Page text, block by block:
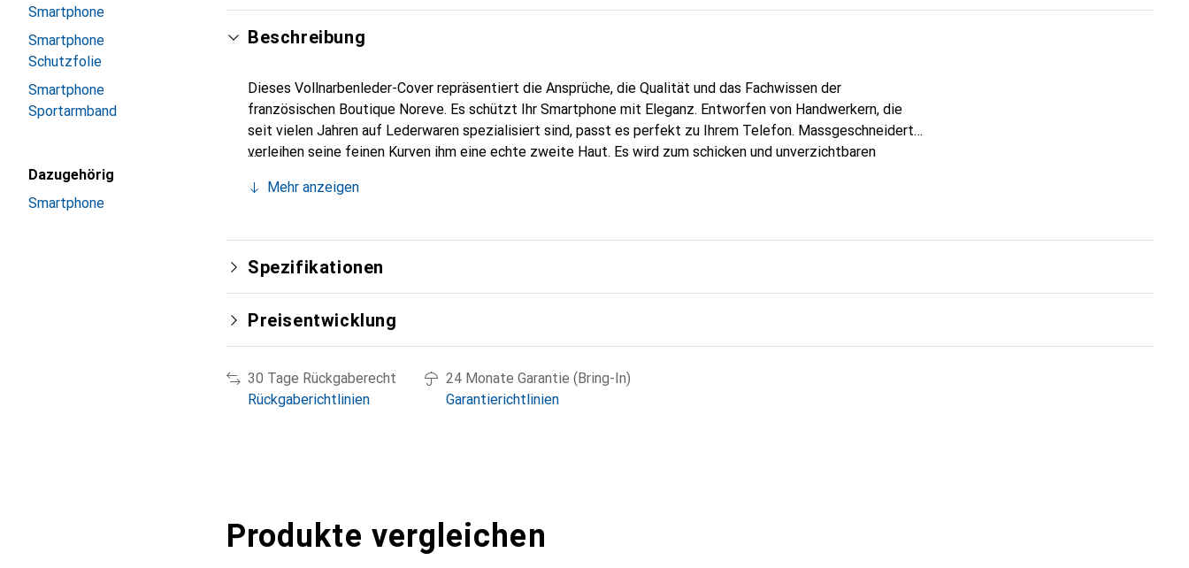
Smartphone
Smartphone
Schutzfolie
Smartphone
Sportarmband
Dazugehörig
Smartphone
Beschreibung
Dieses Vollnarbenleder-Cover repräsentiert die Ansprüche, die Qualität und das Fachwissen der
französischen Boutique Noreve. Es schützt Ihr Smartphone mit Eleganz. Entworfen von Handwerkern, die
seit vielen Jahren auf Lederwaren spezialisiert sind, passt es perfekt zu Ihrem Telefon. Massgeschneidert,
verleihen seine feinen Kurven ihm eine echte zweite Haut. Es wird zum schicken und unverzichtbaren
eine sichere Wahl für eine anspruchsvolle Klientel.
Mehr anzeigen
Spezifikationen
Preisentwicklung
30 Tage Rückgaberecht
Rückgaberichtlinien
24 Monate Garantie (Bring-In)
Garantierichtlinien
Produkte vergleichen